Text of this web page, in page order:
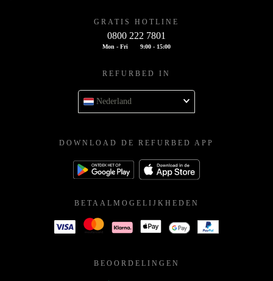
GRATIS HOTLINE
0800 222 7801
Mon - Fri 9:00 - 15:00
REFURBED IN
Nederland
DOWNLOAD DE REFURBED APP
BETAALMOGELIJKHEDEN
BEOORDELINGEN